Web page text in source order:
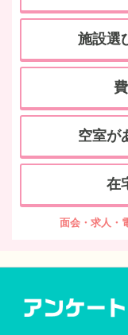
施設選
空室が
在
面会・求人・